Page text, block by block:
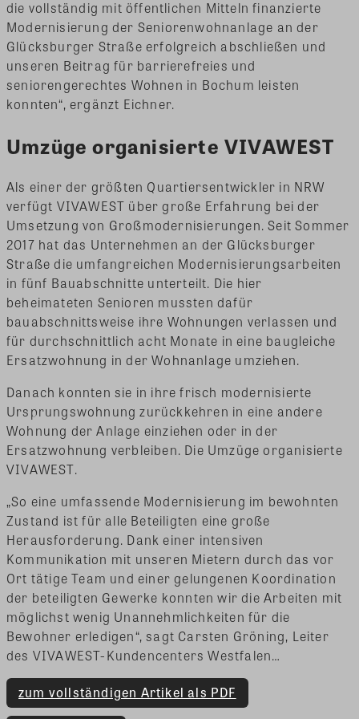
die vollständig mit öffentlichen Mitteln finanzierte
Modernisierung der Seniorenwohnanlage an der
Glücksburger Straße erfolgreich abschließen und
unseren Beitrag für barrierefreies und
seniorengerechtes Wohnen in Bochum leisten
konnten“, ergänzt Eichner.
Umzüge organisierte VIVAWEST
Als einer der größten Quartiersentwickler in NRW
verfügt VIVAWEST über große Erfahrung bei der
Umsetzung von Großmodernisierungen. Seit Sommer
2017 hat das Unternehmen an der Glücksburger
Straße die umfangreichen Modernisierungsarbeiten
in fünf Bauabschnitte unterteilt. Die hier
beheimateten Senioren mussten dafür
bauabschnittsweise ihre Wohnungen verlassen und
für durchschnittlich acht Monate in eine baugleiche
Ersatzwohnung in der Wohnanlage umziehen.
Danach konnten sie in ihre frisch modernisierte
Ursprungswohnung zurückkehren in eine andere
Wohnung der Anlage einziehen oder in der
Ersatzwohnung verbleiben. Die Umzüge organisierte
VIVAWEST.
„So eine umfassende Modernisierung im bewohnten
Zustand ist für alle Beteiligten eine große
Herausforderung. Dank einer intensiven
Kommunikation mit unseren Mietern durch das vor
Ort tätige Team und einer gelungenen Koordination
der beteiligten Gewerke konnten wir die Arbeiten mit
möglichst wenig Unannehmlichkeiten für die
Bewohner erledigen“, sagt Carsten Gröning, Leiter
des VIVAWEST-Kundencenters Westfalen…
zum vollständigen Artikel als PDF